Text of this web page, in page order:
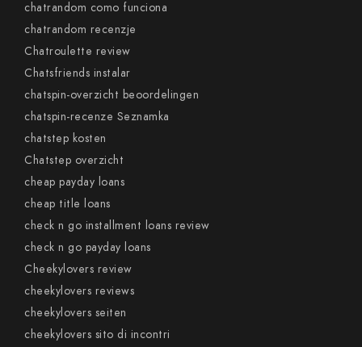
chatrandom como funciona
chatrandom recenzje
Chatroulette review
Chatsfriends instalar
chatspin-overzicht beoordelingen
chatspin-recenze Seznamka
chatstep kosten
Chatstep overzicht
cheap payday loans
cheap title loans
check n go installment loans review
check n go payday loans
Cheekylovers review
cheekylovers reviews
cheekylovers seiten
cheekylovers sito di incontri